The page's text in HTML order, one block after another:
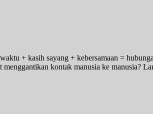
+ kasih sayang + kebersamaan =
kontak manusia ke manusia?